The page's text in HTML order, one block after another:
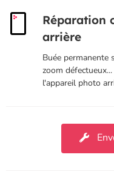
Réparation
arrière
Buée permanente
zoom
l'appareil photo